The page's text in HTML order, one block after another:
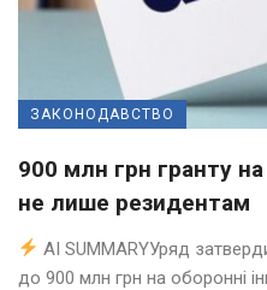
ЗАКОНОДАВСТВО
900 млн грн гранту
не лише резидентам
AI SUMMARYУряд
до 900 млн грн на оборонні